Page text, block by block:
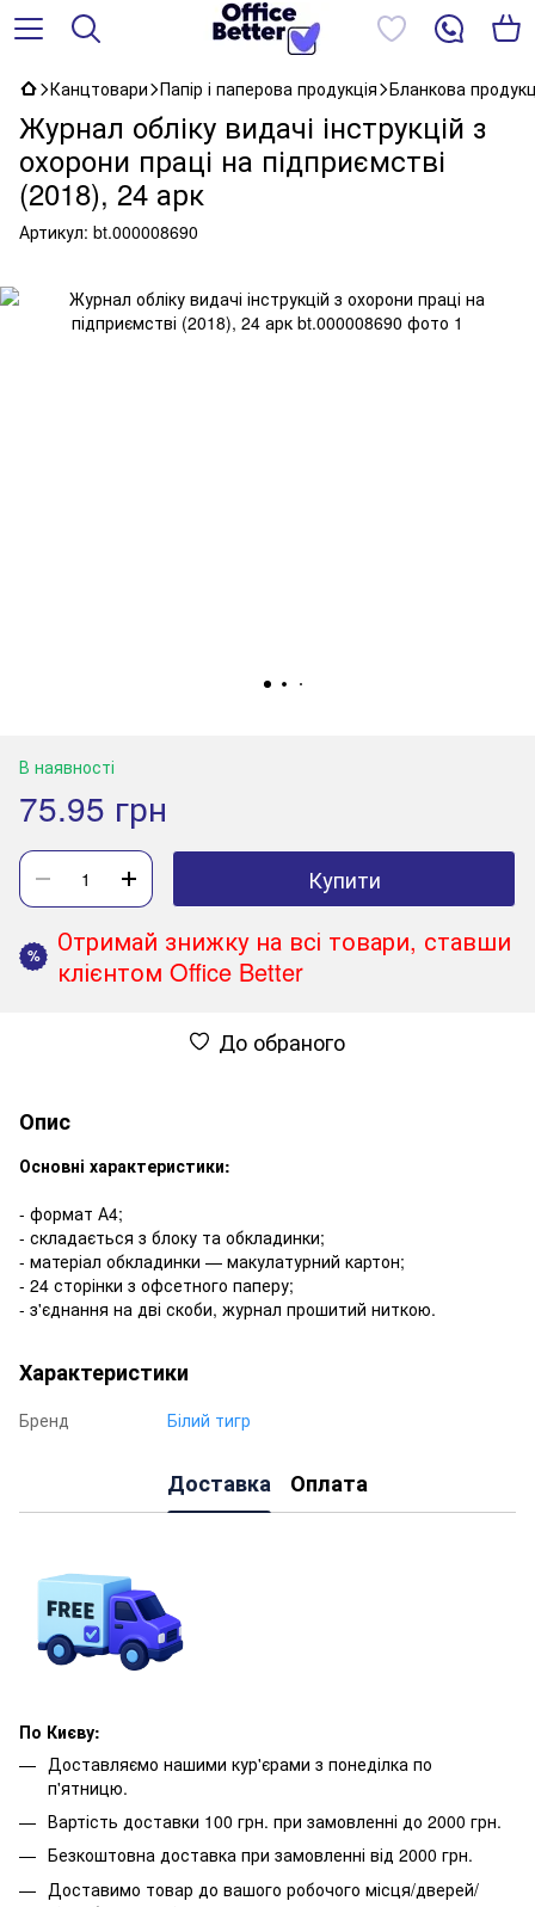
Канцтовари Папір і паперова продукція Бланкова
Журнал обліку видачі інструкцій з
охорони праці на підприємстві
(2018), 24 арк
Артикул: bt.000008690
В наявності
75.95 грн
Купити
%
Отримай знижку на всі товари, ставши
клієнтом Office Better
До обраного
Опис
Основні характеристики:
- формат А4;
- складається з блоку та обкладинки;
- матеріал обкладинки — макулатурний картон;
- 24 сторінки з офсетного паперу;
- з'єднання на дві скоби, журнал прошитий ниткою.
Характеристики
Бренд Білий тигр
Доставка Оплата
По Києву:
Доставляємо нашими кур'єрами з понеділка по
п'ятницю.
Вартість доставки 100 грн. при замовленні до 2000 грн.
Безкоштовна доставка при замовленні від 2000 грн.
Доставимо товар до вашого робочого місця/дверей/